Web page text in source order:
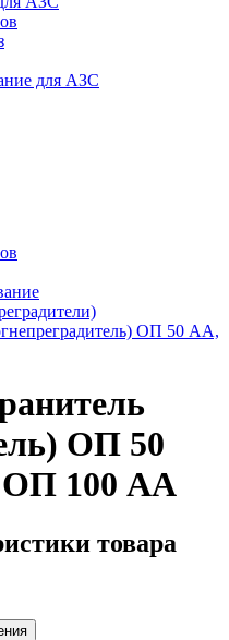
для АЗС
ОП 50 АА,
ОП 50
100 АА
товара